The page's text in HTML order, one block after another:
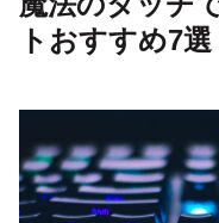
トおすすめ7選